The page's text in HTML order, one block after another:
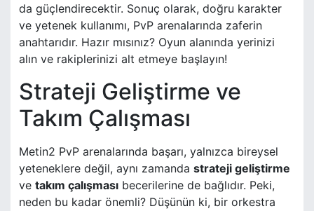
da güçlendirecektir. Sonuç olarak, doğru karakter
ve yetenek kullanımı, PvP arenalarında zaferin
anahtarıdır. Hazır mısınız? Oyun alanında yerinizi
alın ve rakiplerinizi alt etmeye başlayın!
Strateji Geliştirme ve
Takım Çalışması
Metin2 PvP arenalarında başarı, yalnızca bireysel
yeteneklere değil, aynı zamanda strateji geliştirme
ve takım çalışması becerilerine de bağlıdır. Peki,
neden bu kadar önemli? Düşünün ki, bir orkestra